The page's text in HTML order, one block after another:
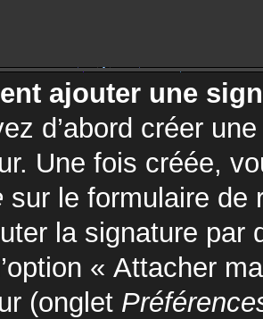
ajouter une
d’abord créer
Une fois créée,
sur le formulaire de
la signature par
« Attacher
(onglet